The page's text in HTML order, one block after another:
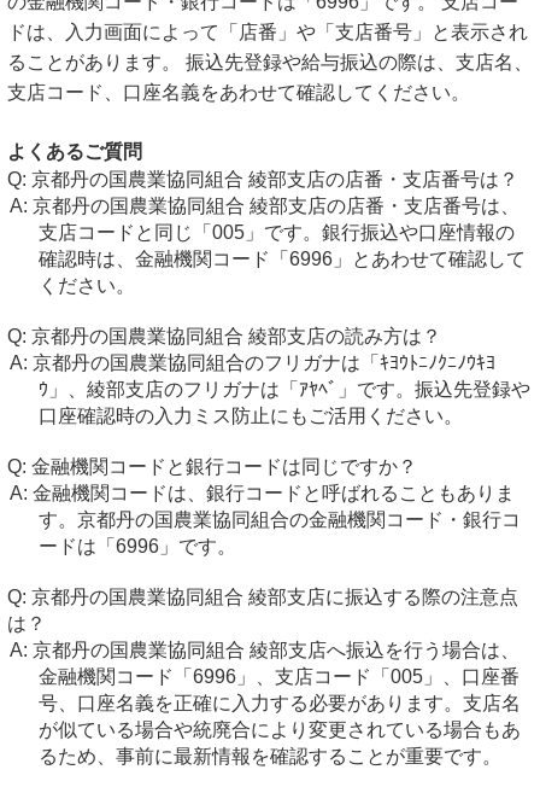
ドは、入力画面によって「店番」や「支店番号」と表示され
ることがあります。 振込先登録や給与振込の際は、支店名、
支店コード、口座名義をあわせて確認してください。
よくあるご質問
京都丹の国農業協同組合 綾部支店の店番・支店番号は？
京都丹の国農業協同組合 綾部支店の店番・支店番号は、
支店コードと同じ「005」です。銀行振込や口座情報の
確認時は、金融機関コード「6996」とあわせて確認して
ください。
京都丹の国農業協同組合 綾部支店の読み方は？
京都丹の国農業協同組合のフリガナは「ｷﾖｳﾄﾆﾉｸﾆﾉｳｷﾖ
ｳ」、綾部支店のフリガナは「ｱﾔﾍﾞ」です。振込先登録や
口座確認時の入力ミス防止にもご活用ください。
金融機関コードと銀行コードは同じですか？
金融機関コードは、銀行コードと呼ばれることもありま
す。京都丹の国農業協同組合の金融機関コード・銀行コ
ードは「6996」です。
京都丹の国農業協同組合 綾部支店に振込する際の注意点
は？
京都丹の国農業協同組合 綾部支店へ振込を行う場合は、
金融機関コード「6996」、支店コード「005」、口座番
号、口座名義を正確に入力する必要があります。支店名
が似ている場合や統廃合により変更されている場合もあ
るため、事前に最新情報を確認することが重要です。